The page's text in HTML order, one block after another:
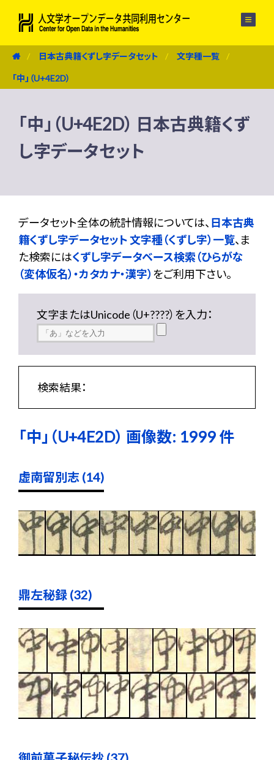
日本古典籍くずし字データセット 文字種一覧
「中」（U+4E2D）
「中」（U+4E2D） 日本古典籍くず
し字データセット
データセット全体の統計情報については、 日本古典
籍くずし字データセット 文字種（くずし字）一覧、ま
た検索にはくずし字データベース検索（ひらがな
（変体仮名）・カタカナ・漢字） をご利用下さい。
文字またはUnicode（U+????）を入力：
検索結果：
「中」（U+4E2D） 画像数: 1999 件
虚南留別志 (14)
鼎左秘録 (32)